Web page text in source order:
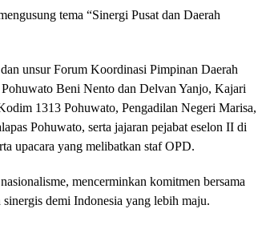
tema “Sinergi Pusat dan Daerah
unsur Forum Koordinasi Pimpinan Daerah
Beni Nento dan Delvan Yanjo, Kajari
1313 Pohuwato, Pengadilan Negeri Marisa,
Pohuwato, serta jajaran pejabat eselon II di
upacara yang melibatkan staf OPD.
mencerminkan komitmen bersama
demi Indonesia yang lebih maju.